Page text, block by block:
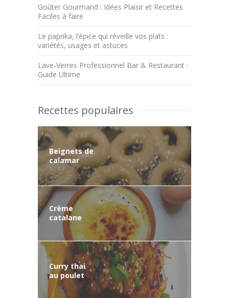
Goûter Gourmand : Idées Plaisir et Recettes
Faciles à faire
Le paprika, l’épice qui réveille vos plats :
variétés, usages et astuces
Lave-Verres Professionnel Bar & Restaurant :
Guide Ultime
Recettes populaires
Beignets de
calamar
Crème
catalane
Curry thai
au poulet